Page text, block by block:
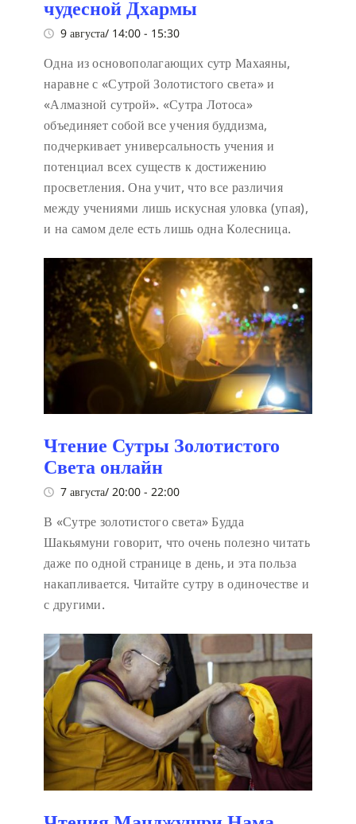
чудесной Дхармы
9 августа/ 14:00 - 15:30
Одна из основополагающих сутр Махаяны,
наравне с «Сутрой Золотистого света» и
«Алмазной сутрой». «Сутра Лотоса»
объединяет собой все учения буддизма,
подчеркивает универсальность учения и
потенциал всех существ к достижению
просветления. Она учит, что все различия
между учениями лишь искусная уловка (упая),
и на самом деле есть лишь одна Колесница.
Чтение Сутры Золотистого
Света онлайн
7 августа/ 20:00 - 22:00
В «Сутре золотистого света» Будда
Шакьямуни говорит, что очень полезно читать
даже по одной странице в день, и эта польза
накапливается. Читайте сутру в одиночестве и
с другими.